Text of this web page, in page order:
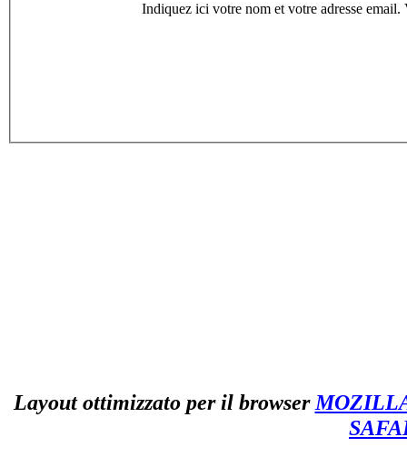
Indiquez ici votre nom et votre adresse
Layout ottimizzato per il browser